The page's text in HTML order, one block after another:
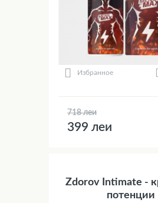
Избранное
718 леи
399 леи
Zdorov Intimate -
потенции